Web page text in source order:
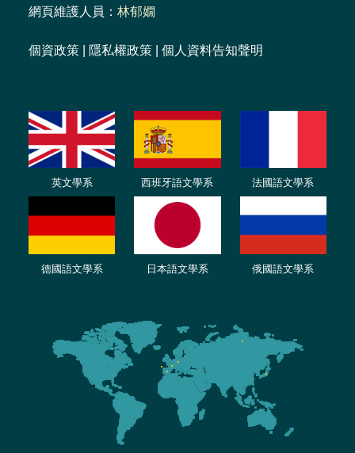
網頁維護人員： 林郁嫺
個資政策 隱私權政策 個人資料告知聲明
英文學系 西班牙語文學系 法國語文學系
德國語文學系 日本語文學系 俄國語文學系